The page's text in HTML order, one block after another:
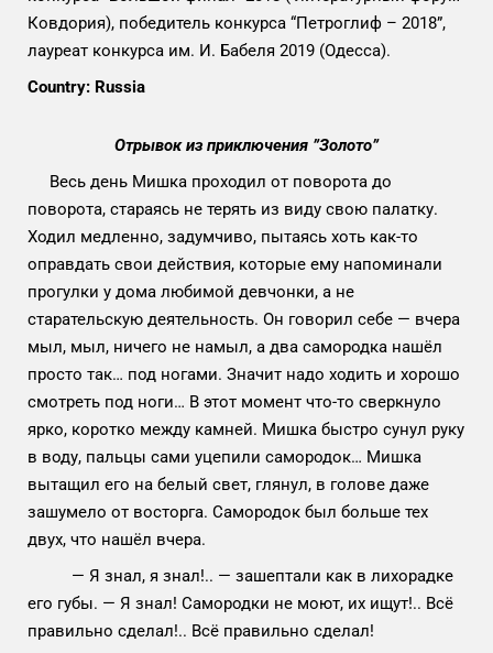
Ковдория), победитель конкурса “Петроглиф – 2018”,
лауреат конкурса им. И. Бабеля 2019 (Одесса).
Country: Russia
Отрывок из приключения ”Золото”
Весь день Мишка проходил от поворота до
поворота, стараясь не терять из виду свою палатку.
Ходил медленно, задумчиво, пытаясь хоть как-то
оправдать свои действия, которые ему напоминали
прогулки у дома любимой девчонки, а не
старательскую деятельность. Он говорил себе — вчера
мыл, мыл, ничего не намыл, а два самородка нашёл
просто так… под ногами. Значит надо ходить и хорошо
смотреть под ноги… В этот момент что-то сверкнуло
ярко, коротко между камней. Мишка быстро сунул руку
в воду, пальцы сами уцепили самородок… Мишка
вытащил его на белый свет, глянул, в голове даже
зашумело от восторга. Самородок был больше тех
двух, что нашёл вчера.
— Я знал, я знал!.. — зашептали как в лихорадке
его губы. — Я знал! Самородки не моют, их ищут!.. Всё
правильно сделал!.. Всё правильно сделал!